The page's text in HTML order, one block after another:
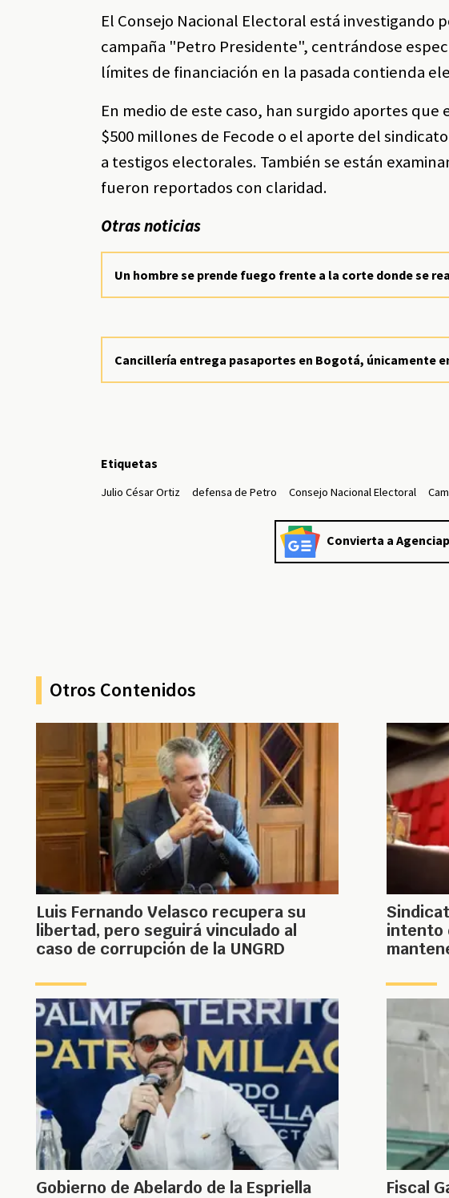
El Consejo Nacional Electoral está investigando
campaña "Petro Presidente", centrándose
límites de financiación en la pasada contienda
En medio de este caso, han surgido aportes
$500 millones de Fecode o el aporte del
a testigos electorales. También se están
fueron reportados con claridad.
Otras noticias
Un hombre se prende fuego frente a la corte donde se
Cancillería entrega pasaportes en Bogotá, únicamente
Etiquetas
Julio César Ortiz defensa de Petro Consejo Nacional Electoral
Convierta a
Otros Contenidos
Luis Fernando Velasco recupera su
libertad, pero seguirá vinculado al
caso de corrupción de la UNGRD
intento
Gobierno de Abelardo de la Espriella
Fiscal